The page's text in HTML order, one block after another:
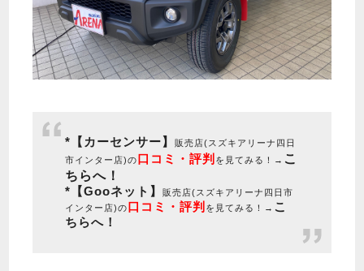
*【カーセンサー】
販売店(スズキアリーナ四日
市インター店)の 口コミ・評判 を見てみる！→ こ
ちらへ！
*【Gooネット】
販売店(スズキアリーナ四日市
インター店)の 口コミ・評判 を見てみる！→ こ
ちらへ！